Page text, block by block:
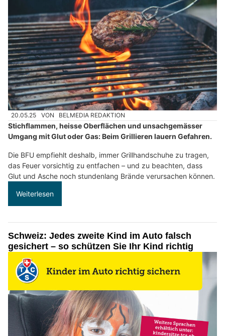
20.05.25 VON BELMEDIA REDAKTION
Stichflammen, heisse Oberflächen und unsachgemässer
Umgang mit Glut oder Gas: Beim Grillieren lauern Gefahren.
Die BFU empfiehlt deshalb, immer Grillhandschuhe zu tragen,
das Feuer vorsichtig zu entfachen – und zu beachten, dass
Glut und Asche noch stundenlang Brände verursachen können.
Weiterlesen
Schweiz: Jedes zweite Kind im Auto falsch
gesichert – so schützen Sie Ihr Kind richtig